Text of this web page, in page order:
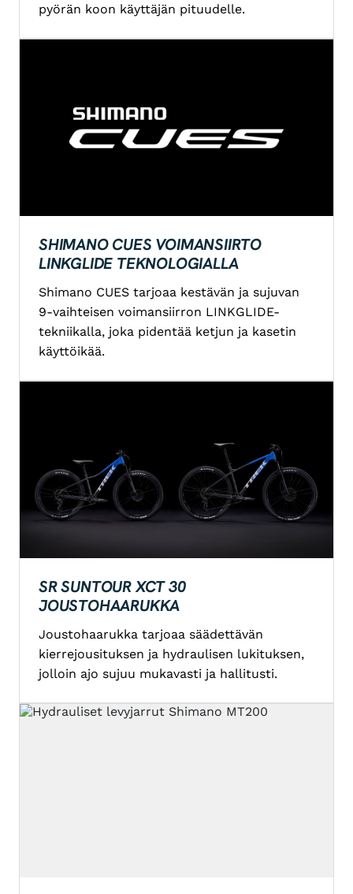
pyörän koon käyttäjän pituudelle.
SHIMANO CUES VOIMANSIIRTO
LINKGLIDE TEKNOLOGIALLA
Shimano CUES tarjoaa kestävän ja sujuvan
9-vaihteisen voimansiirron LINKGLIDE-
tekniikalla, joka pidentää ketjun ja kasetin
käyttöikää.
SR SUNTOUR XCT 30
JOUSTOHAARUKKA
Joustohaarukka tarjoaa säädettävän
kierrejousituksen ja hydraulisen lukituksen,
jolloin ajo sujuu mukavasti ja hallitusti.